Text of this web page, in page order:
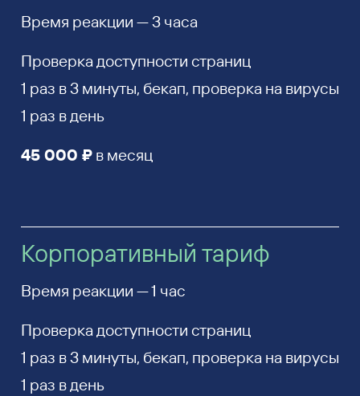
Время реакции — 3 часа
Проверка доступности страниц
1 раз в 3 минуты, бекап, проверка на вирусы
1 раз в день
45 000 ₽в месяц
Корпоративный тариф
Время реакции — 1 час
Проверка доступности страниц
1 раз в 3 минуты, бекап, проверка на вирусы
1 раз в день